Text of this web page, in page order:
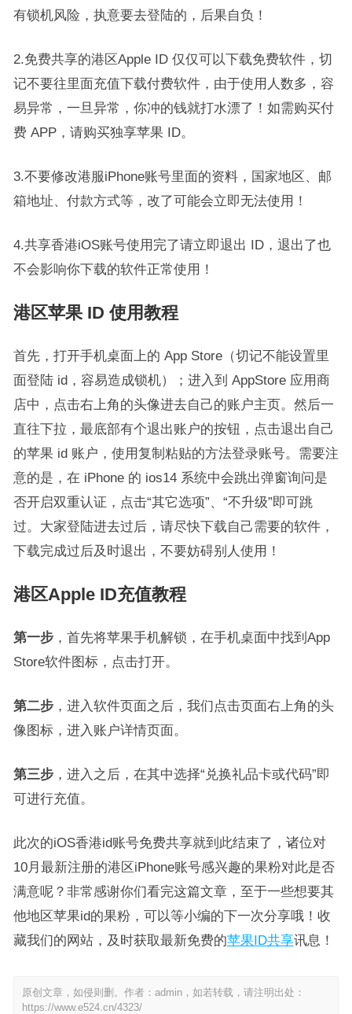
有锁机风险，执意要去登陆的，后果自负！
2.免费共享的港区Apple ID 仅仅可以下载免费软件，切
记不要往里面充值下载付费软件，由于使用人数多，容
易异常，一旦异常，你冲的钱就打水漂了！如需购买付
费 APP，请购买独享苹果 ID。
3.不要修改港服iPhone账号里面的资料，国家地区、邮
箱地址、付款方式等，改了可能会立即无法使用！
4.共享香港iOS账号使用完了请立即退出 ID，退出了也
不会影响你下载的软件正常使用！
港区苹果 ID 使用教程
首先，打开手机桌面上的 App Store（切记不能设置里
面登陆 id，容易造成锁机）；进入到 AppStore 应用商
店中，点击右上角的头像进去自己的账户主页。然后一
直往下拉，最底部有个退出账户的按钮，点击退出自己
的苹果 id 账户，使用复制粘贴的方法登录账号。需要注
意的是，在 iPhone 的 ios14 系统中会跳出弹窗询问是
否开启双重认证，点击“其它选项”、“不升级”即可跳
过。大家登陆进去过后，请尽快下载自己需要的软件，
下载完成过后及时退出，不要妨碍别人使用！
港区Apple ID充值教程
第一步，首先将苹果手机解锁，在手机桌面中找到App
Store软件图标，点击打开。
第二步，进入软件页面之后，我们点击页面右上角的头
像图标，进入账户详情页面。
第三步，进入之后，在其中选择“兑换礼品卡或代码”即
可进行充值。
此次的iOS香港id账号免费共享就到此结束了，诸位对
10月最新注册的港区iPhone账号感兴趣的果粉对此是否
满意呢？非常感谢你们看完这篇文章，至于一些想要其
他地区苹果id的果粉，可以等小编的下一次分享哦！收
藏我们的网站，及时获取最新免费的苹果ID共享讯息！
原创文章，如侵则删。作者：admin，如若转载，请注明出处：
https://www.e524.cn/4323/